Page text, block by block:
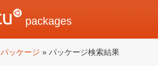
packages
パッケージ » パッケージ検索結果